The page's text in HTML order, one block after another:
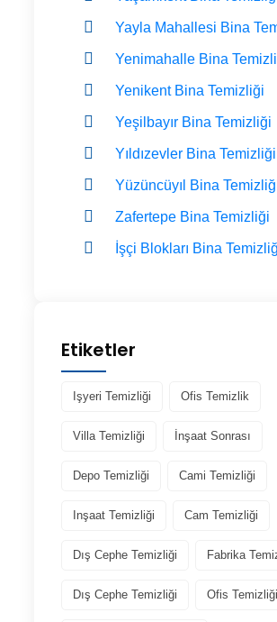
Yayla Mahallesi Bina
Yenimahalle Bina
Yenikent Bina Temizliği
Yeşilbayır Bina Temizliği
Yıldızevler Bina Temizliği
Yüzüncüyıl Bina
Zafertepe Bina Temizliği
İşçi Blokları Bina
Etiketler
Işyeri Temizliği Ofis Temizlik
Villa Temizliği İnşaat Sonrası
Depo Temizliği Cami Temizliği
Inşaat Temizliği Cam Temizliği
Dış Cephe Temizliği Fabrika
Dış Cephe Temizliği Ofis Temizliği